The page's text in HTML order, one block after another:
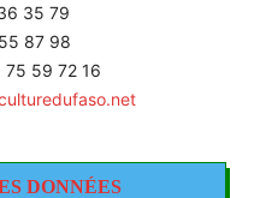
35 79
87 98
75 59 72 16
DONNÉES